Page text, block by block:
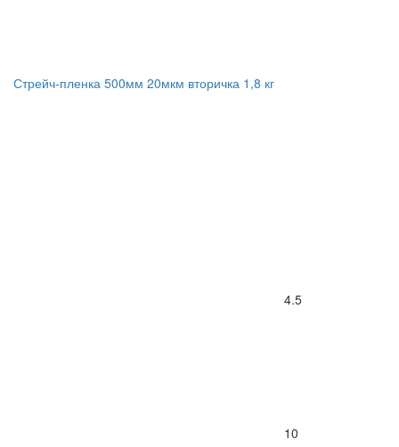
Стрейч-пленка 500мм 20мкм вторичка 1,8 кг
4.5
10